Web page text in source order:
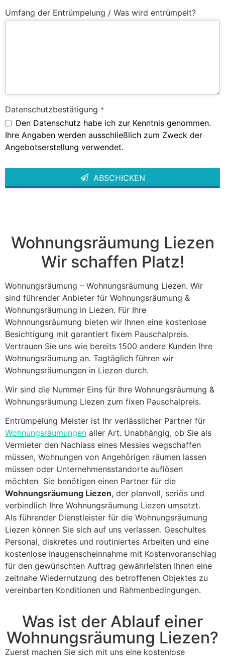
Umfang der Entrümpelung / Was wird entrümpelt?
Datenschutzbestätigung *
Den Datenschutz habe ich zur Kenntnis genommen.
Ihre Angaben werden ausschließlich zum Zweck der
Angebotserstellung verwendet.
ABSCHICKEN
Wohnungsräumung Liezen
Wir schaffen Platz!
Wohnungsräumung – Wohnungsräumung Liezen. Wir
sind führender Anbieter für Wohnungsräumung &
Wohnungsräumung in Liezen. Für Ihre
Wohnnungsräumung bieten wir Ihnen eine kostenlose
Besichtigung mit garantiert fixem Pauschalpreis.
Vertrauen Sie uns wie bereits 1500 andere Kunden Ihre
Wohnungsräumung an. Tagtäglich führen wir
Wohnungsräumungen in Liezen durch.
Wir sind die Nummer Eins für Ihre Wohnungsräumung &
Wohnungsräumung Liezen zum fixen Pauschalpreis.
Entrümpelung Meister ist Ihr verlässlicher Partner für
Wohnungsräumungen aller Art. Unabhängig, ob Sie als
Vermieter den Nachlass eines Messies wegschaffen
müssen, Wohnungen von Angehörigen räumen lassen
müssen oder Unternehmensstandorte auflösen
möchten Sie benötigen einen Partner für die
Wohnungsräumung Liezen, der planvoll, seriös und
verbindlich Ihre Wohnungsräumung Liezen umsetzt.
Als führender Dienstleister für die Wohnungsräumung
Liezen können Sie sich auf uns verlassen. Geschultes
Personal, diskretes und routiniertes Arbeiten und eine
kostenlose Inaugenscheinnahme mit Kostenvoranschlag
für den gewünschten Auftrag gewährleisten Ihnen eine
zeitnahe Wiedernutzung des betroffenen Objektes zu
vereinbarten Konditionen und Rahmenbedingungen.
Was ist der Ablauf einer
Wohnungsräumung Liezen?
Zuerst machen Sie sich mit uns eine kostenlose